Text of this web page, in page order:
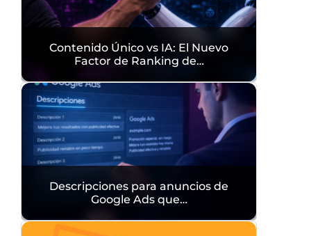
Contenido Único vs IA: El Nuevo
Factor de Ranking de…
Descripciones para anuncios de
Google Ads que…